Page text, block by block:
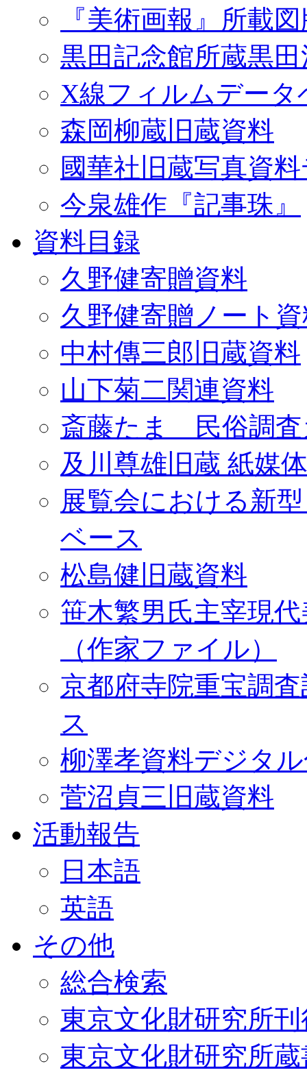
『美術画報』所載
黒田記念館所蔵黒
X線フィルムデータ
森岡柳蔵旧蔵資料
國華社旧蔵写真資
今泉雄作『記事珠』
資料目録
久野健寄贈資料
久野健寄贈ノート
中村傳三郎旧蔵資料
山下菊二関連資料
斎藤たま 民俗調査
及川尊雄旧蔵 紙媒
展覧会における新
ベース
松島健旧蔵資料
笹木繁男氏主宰現
（作家ファイル）
京都府寺院重宝調
ス
柳澤孝資料デジタ
菅沼貞三旧蔵資料
活動報告
日本語
英語
その他
総合検索
東京文化財研究所
東京文化財研究所